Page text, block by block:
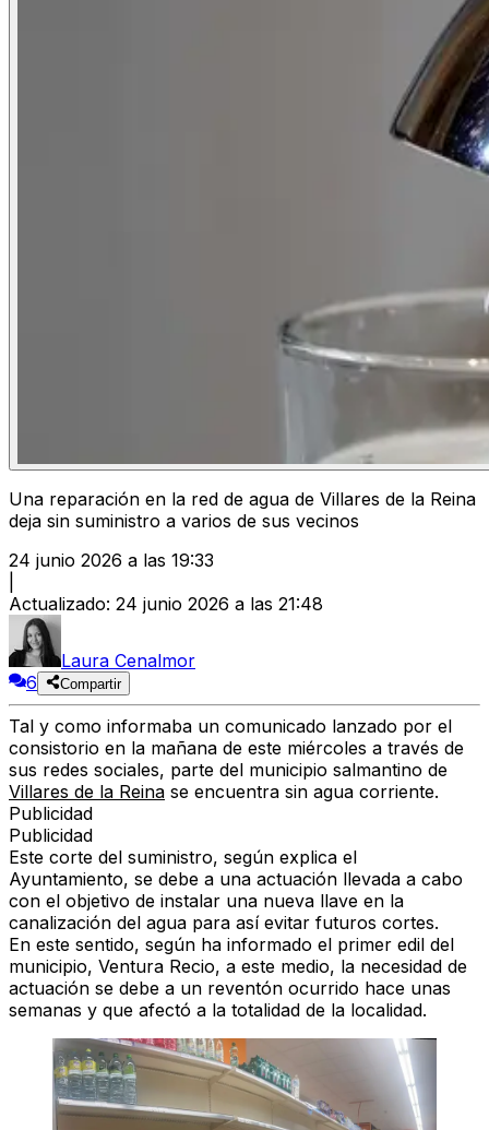
Una reparación en la red de agua de Villares de la Reina
deja sin suministro a varios de sus vecinos
24 junio 2026 a las 19:33
Actualizado: 24 junio 2026 a las 21:48
Laura Cenalmor
6
Compartir
Tal y como informaba un comunicado lanzado por el
consistorio en la mañana de este miércoles a través de
sus redes sociales, parte del municipio salmantino de
Villares de la Reina se encuentra sin agua corriente.
Publicidad
Publicidad
Este corte del suministro, según explica el
Ayuntamiento, se debe a una actuación llevada a cabo
con el objetivo de instalar una nueva llave en la
canalización del agua para así evitar futuros cortes.
En este sentido, según ha informado el primer edil del
municipio, Ventura Recio, a este medio, la necesidad de
actuación se debe a un reventón ocurrido hace unas
semanas y que afectó a la totalidad de la localidad.